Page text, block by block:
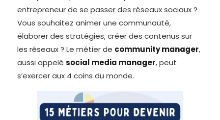
entrepreneur de se passer des réseaux sociaux ?
Vous souhaitez animer une communauté,
élaborer des stratégies, créer des contenus sur
les réseaux ? Le métier de community manager,
aussi appelé social media manager, peut
s’exercer aux 4 coins du monde.